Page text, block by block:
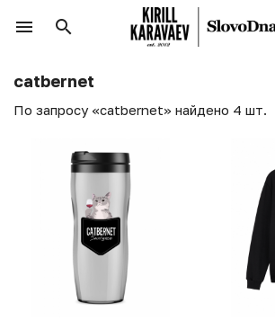
catbernet
По запросу «catbernet» найдено 4 шт.